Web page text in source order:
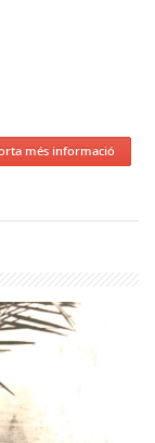
més informació